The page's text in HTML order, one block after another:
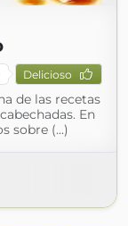
Delicioso
de las recetas
En
sobre (...)